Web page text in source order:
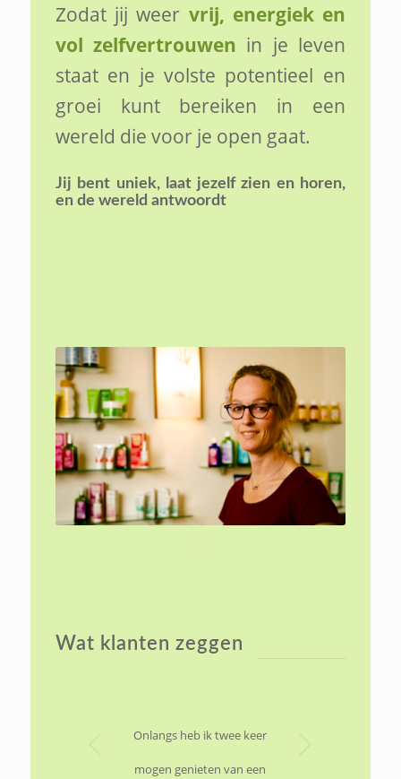
Zodat jij weer vrij, energiek en
vol zelfvertrouwen in je leven
staat en je volste potentieel en
groei kunt bereiken in een
wereld die voor je open gaat.
Jij bent uniek, laat jezelf zien en horen,
en de wereld antwoordt
Wat klanten zeggen
Onlangs heb ik twee keer
mogen genieten van een
Volgende